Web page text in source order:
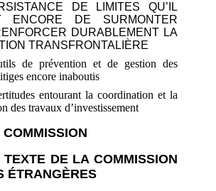
DE LIMITES QU’IL
ENCORE DE SURMONTER
DURABLEMENT LA
TRANSFRONTALIÈRE
de prévention et de gestion des
encore inaboutis
entourant la coordination et la
des travaux d’investissement
TEXTE DE LA COMMISSION
ÉTRANGÈRES